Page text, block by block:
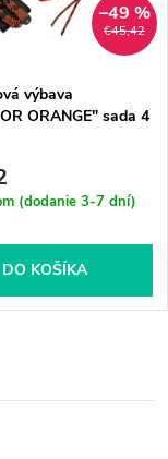
€45,42
–49 %
výbava
ORANGE" sada 4
(dodanie 3-7 dní)
DO KOŠÍKA